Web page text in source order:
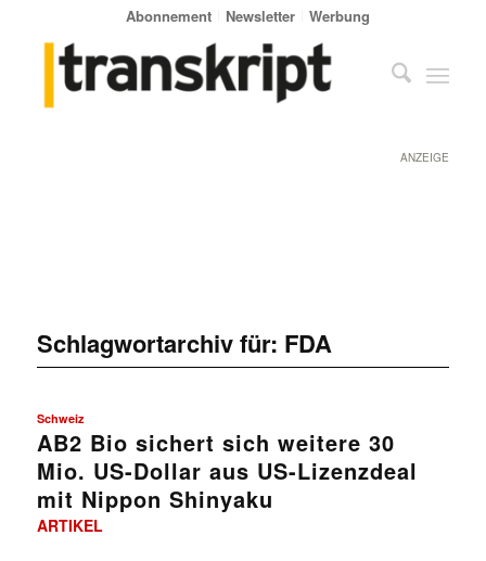
Abonnement Newsletter Werbung
ANZEIGE
Schlagwortarchiv für: FDA
Schweiz
AB2 Bio sichert sich weitere 30
Mio. US-Dollar aus US-Lizenzdeal
mit Nippon Shinyaku
ARTIKEL